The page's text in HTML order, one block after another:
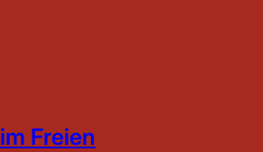
Freien